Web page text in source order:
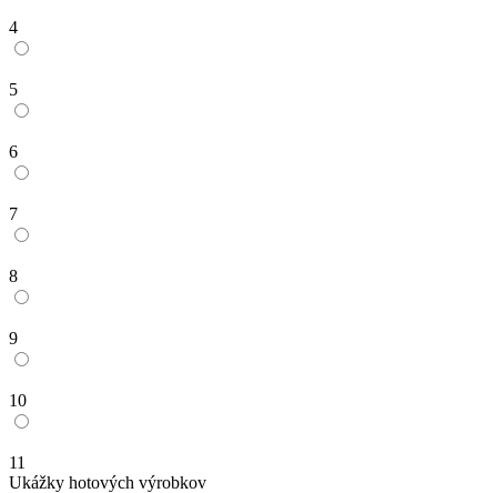
4
5
6
7
8
9
10
11
Ukážky hotových výrobkov